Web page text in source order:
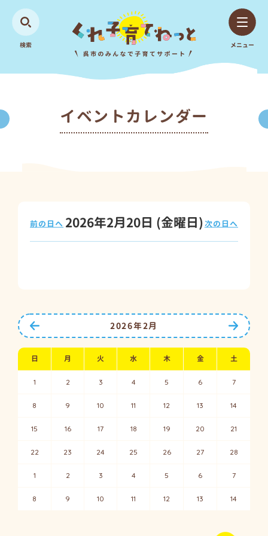
検索 メニュー
イベントカレンダー
2026年2月20日 (金曜日)
前の日へ 次の日へ
次の月
2026年2月
日 月 火 水 木 金 土
1 2 3 4 5 6 7
8 9 10 11 12 13 14
15 16 17 18 19 20 21
22 23 24 25 26 27 28
1 2 3 4 5 6 7
8 9 10 11 12 13 14